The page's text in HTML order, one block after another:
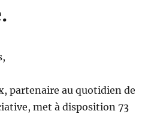
partenaire au quotidien de
met à disposition 73